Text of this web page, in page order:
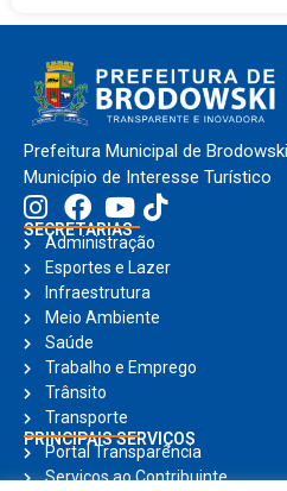
Prefeitura Municipal de
Município de Interesse Turístico
SECRETARIAS
Administração
Esportes e Lazer
Infraestrutura
Meio Ambiente
Saúde
Trabalho e Emprego
Trânsito
Transporte
PRINCIPAIS SERVIÇOS
Portal Transparência
Serviços ao Contribuinte